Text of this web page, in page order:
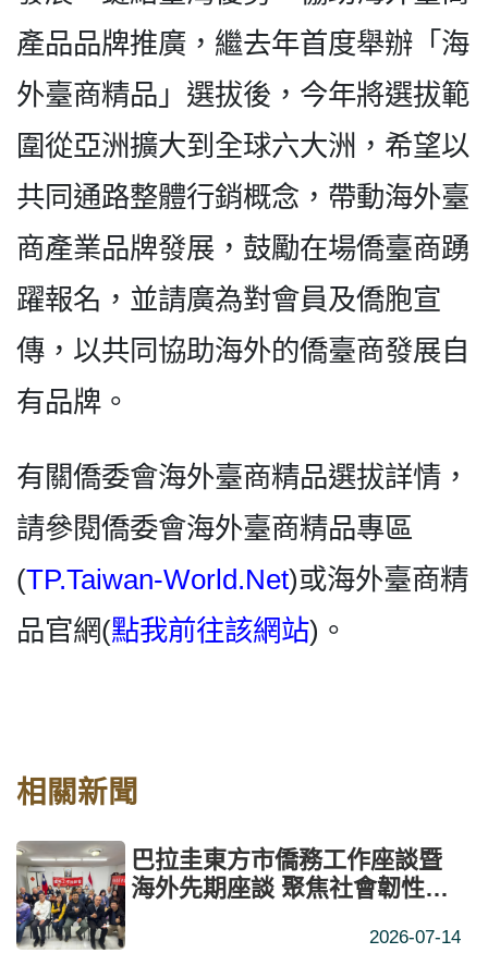
產品品牌推廣，繼去年首度舉辦「海
外臺商精品」選拔後，今年將選拔範
圍從亞洲擴大到全球六大洲，希望以
共同通路整體行銷概念，帶動海外臺
商產業品牌發展，鼓勵在場僑臺商踴
躍報名，並請廣為對會員及僑胞宣
傳，以共同協助海外的僑臺商發展自
有品牌。
有關僑委會海外臺商精品選拔詳情，
請參閱僑委會海外臺商精品專區
(TP.Taiwan-World.Net)或海外臺商精
品官網(點我前往該網站)。
相關新聞
巴拉圭東方市僑務工作座談暨
海外先期座談 聚焦社會韌性與
2026-07-14